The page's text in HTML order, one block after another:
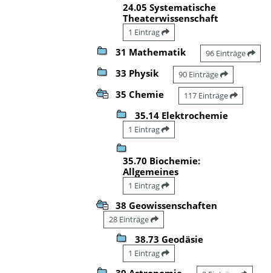
24.05 Systematische
Theaterwissenschaft
1 Eintrag
31 Mathematik 96 Einträge
33 Physik 90 Einträge
35 Chemie 117 Einträge
35.14 Elektrochemie
1 Eintrag
35.70 Biochemie:
Allgemeines
1 Eintrag
38 Geowissenschaften
28 Einträge
38.73 Geodäsie
1 Eintrag